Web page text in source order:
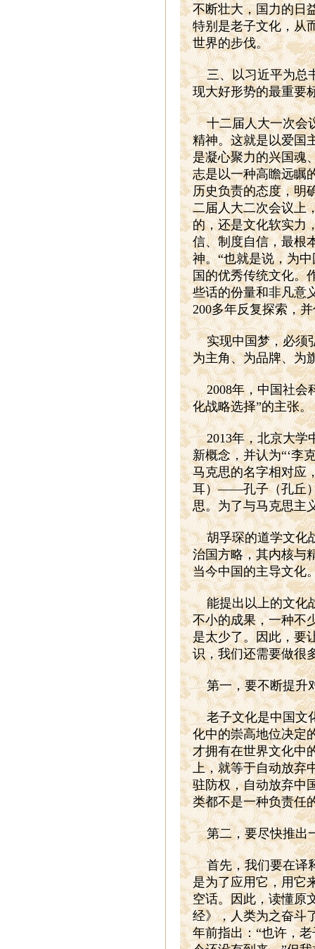
不断壮大，国力的日
特别是老子文化，从
世界的步伐。
三、以习近平为总
现大好形势的最重要
十二届人大一次会
精神。这就是以爱国
是凝心聚力的兴国魂
志是以一种高瞻远瞩
历史负责的态度，明
二届人大二次会议上
的，还是文化软实力
信、制度自信，最根
神。“也就是说，为
国的优秀传统文化。
些话的份量和非凡意
200多年反复探索，
实现中国梦，必须
为主角、为品牌、为
2008年，中国社会
化战略选择”的主张。
2013年，北京大学
新概念，并认为“‘李
马克思的名字相对应
耳）——孔子（孔丘
思。为了与马克思主
胡孚琛的道学文
治国方略，其内核与
当今中国的主导文化
能提出以上的文化
不小的成果，一种不
是太少了。因此，要
识，我们还需要做很
第一，要不断提升
老子文化是中国文
化中的崇高地位决定
才拥有在世界文化中
上，就等于自动放弃
驻防权，自动放弃中
类都不是一种负责任
第二，要尽快推出
首先，我们要在译
是为了应用它，用它
空话。因此，读懂原
经》，人类为之奋斗
年前指出：“也许，